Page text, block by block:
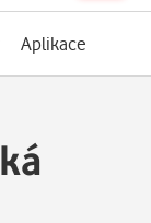
Aplikace